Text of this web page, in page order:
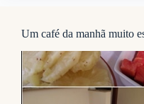
Um café da manhã muito